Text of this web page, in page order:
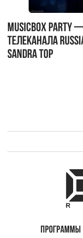
MUSICBOX
телеканала
Sandra Top
ПРОГРАММЫ